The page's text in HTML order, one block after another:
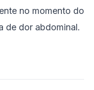
no momento do
de dor abdominal.